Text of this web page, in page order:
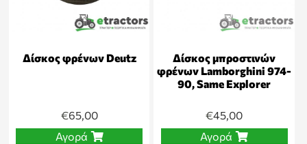
Δίσκος φρένων Deutz
€65,00
Αγορά
Δίσκος μπροστινών
φρένων Lamborghini 974-
90, Same Explorer
€45,00
Αγορά